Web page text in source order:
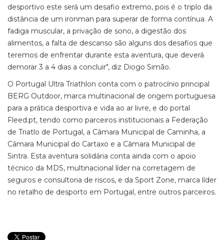
desportivo este será um desafio extremo, pois é o triplo da
distância de um ironman para superar de forma contínua. A
fadiga muscular, a privação de sono, a digestão dos
alimentos, a falta de descanso são alguns dos desafios que
teremos de enfrentar durante esta aventura, que deverá
demorar 3 a 4 dias a concluir", diz Diogo Simão.
O Portugal Ultra Triathlon conta com o patrocínio principal
BERG Outdoor, marca multinacional de origem portuguesa
para a prática desportiva e vida ao ar livre, e do portal
Fleed.pt, tendo como parceiros institucionais a Federação
de Triatlo de Portugal, a Câmara Municipal de Caminha, a
Câmara Municipal do Cartaxo e a Câmara Municipal de
Sintra. Esta aventura solidária conta ainda com o apoio
técnico da MDS, multinacional líder na corretagem de
seguros e consultoria de riscos, e da Sport Zone, marca líder
no retalho de desporto em Portugal, entre outros parceiros.